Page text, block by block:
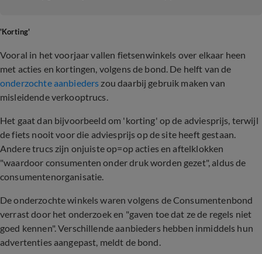
'Korting'
Vooral in het voorjaar vallen fietsenwinkels over elkaar heen
met acties en kortingen, volgens de bond. De helft van de
onderzochte aanbieders zou daarbij gebruik maken van
misleidende verkooptrucs.
Het gaat dan bijvoorbeeld om 'korting' op de adviesprijs, terwijl
de fiets nooit voor die adviesprijs op de site heeft gestaan.
Andere trucs zijn onjuiste op=op acties en aftelklokken
"waardoor consumenten onder druk worden gezet", aldus de
consumentenorganisatie.
De onderzochte winkels waren volgens de Consumentenbond
verrast door het onderzoek en "gaven toe dat ze de regels niet
goed kennen". Verschillende aanbieders hebben inmiddels hun
advertenties aangepast, meldt de bond.